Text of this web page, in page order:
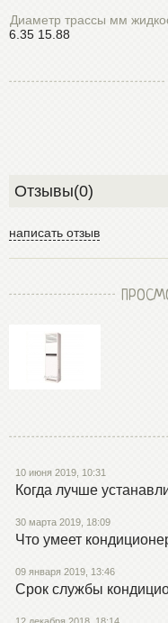
Диаметр трассы мм
6.35 15.88
Отзывы(0)
написать отзыв
10 июня 2019, 10:31
Когда лучше
30 марта 2019, 18:09
Что умеет
09 января 2019, 13:46
Срок службы
12 декабря 2018, 18:14